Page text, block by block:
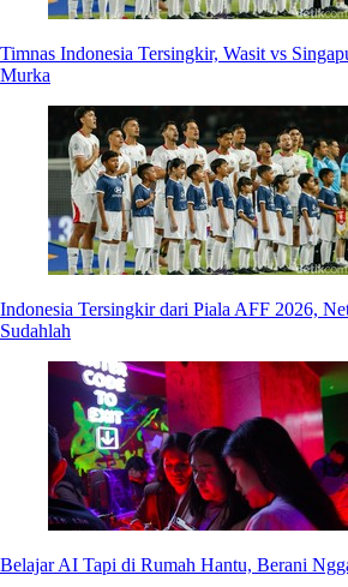
Timnas Indonesia Tersingkir, Wasit vs
Murka
Indonesia Tersingkir dari Piala AFF 2026,
Sudahlah
Belajar AI Tapi di Rumah Hantu, Berani